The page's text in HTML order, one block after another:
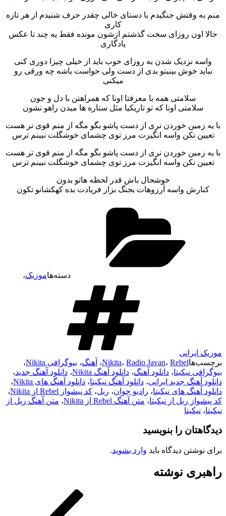
منم به وقتش جنگیدم با دستای خالی چقدر حرف شنیدم از هر تازه
کاری
حالا اون روزای سخت گذشتم ازشون مونده فقط یه چند تا عکس
یادگاری
واسه نزدیک شدن به روزای خوب باید از خیلی چیزا دوری کنی
نباید خوش بینیتو بدی از دست ولی حواست باشه چه ورقی رو
میکنی
سلامتی همه با معرفتا اونا که همراهتن با دل و جون
سلامتی اونا که تو تاریکیا مثل ستاره ها میدن راهو نشون
با یه زمین خوردن نری از دست پاشو بگو مگه از منم قوی تر هست
تعیین نکن واسه انگیزت مرز توی چشمای خوشگلت نبینم ترس
با یه زمین خوردن نری از دست پاشو بگو مگه از منم قوی تر هست
تعیین نکن واسه انگیزت مرز توی چشمای خوشگلت نبینم ترس
خوشحال باش قدر لحظه هاتو بدون
کنارش واسه آرزوهات بجنگ بزار فریادت بده کهکشانو تکون
دسته‌هاموزیک،
موزیک ایرانی
برچسب‌ها
Nikita، Radio Javan، Rebel ، آهنگ، بیوگرافی Nikita
،
بیوگرافی نیکیتا، دانلود آهنگ، دانلود آهنگ Nikita ، دانلود آهنگ جدید،
دانلود آهنگ جدید ایرانی، دانلود آهنگ نیکیتا، دانلود آهنگ های Nikita
،
دانلود آهنگ های نیکیتا، رادیو جوان، ربل، کد پیشواز Rebel از Nikita
،
کد پیشواز ربل از نیکیتا، متن آهنگ Rebel از Nikita ، متن آهنگ ربل از
نیکیتا، نیکیتا
دیدگاهتان را بنویسید
برای نوشتن دیدگاه باید وارد بشوید.
راهبری نوشته